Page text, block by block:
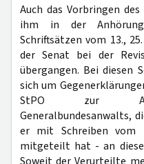
Auch das Vorbringen
ihm in der
Schriftsätzen vom 13.,
der Senat bei der
übergangen. Bei diesen
sich um
StPO zur
Generalbundesanwalts,
er mit Schreiben vom
mitgeteilt hat - an